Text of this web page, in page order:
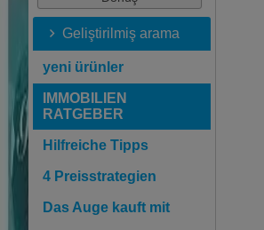
Geliştirilmiş arama
yeni ürünler
IMMOBILIEN
RATGEBER
Hilfreiche Tipps
4 Preisstrategien
Das Auge kauft mit